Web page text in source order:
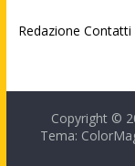
Redazione Contatti
Copyright ©
Tema: